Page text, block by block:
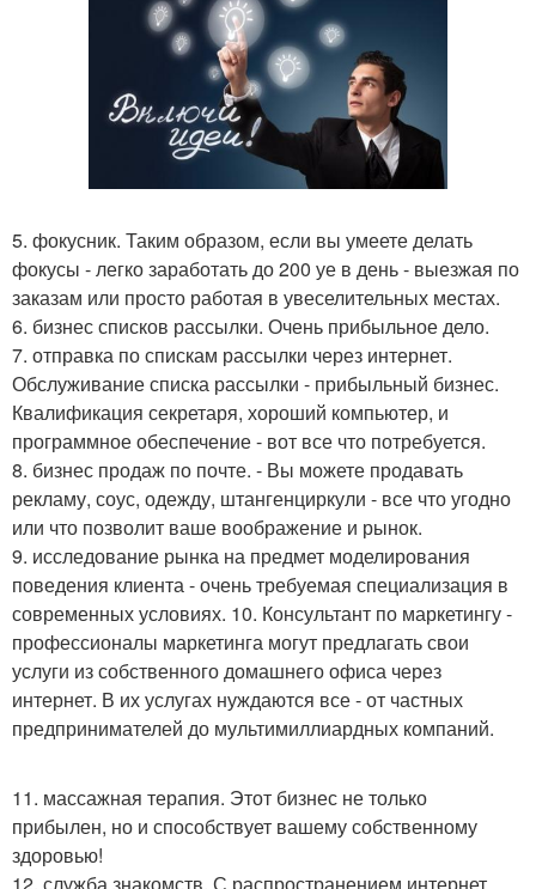
5. фокусник. Таким образом, если вы умеете делать
фокусы - легко заработать до 200 уе в день - выезжая по
заказам или просто работая в увеселительных местах.
6. бизнес списков рассылки. Очень прибыльное дело.
7. отправка по спискам рассылки через интернет.
Обслуживание списка рассылки - прибыльный бизнес.
Квалификация секретаря, хороший компьютер, и
программное обеспечение - вот все что потребуется.
8. бизнес продаж по почте. - Вы можете продавать
рекламу, соус, одежду, штангенциркули - все что угодно
или что позволит ваше воображение и рынок.
9. исследование рынка на предмет моделирования
поведения клиента - очень требуемая специализация в
современных условиях. 10. Консультант по маркетингу -
профессионалы маркетинга могут предлагать свои
услуги из собственного домашнего офиса через
интернет. В их услугах нуждаются все - от частных
предпринимателей до мультимиллиардных компаний.
11. массажная терапия. Этот бизнес не только
прибылен, но и способствует вашему собственному
здоровью!
12. служба знакомств. С распространением интернет